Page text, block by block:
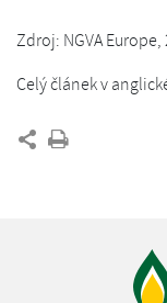
Zdroj: NGVA Europe,
Celý článek v